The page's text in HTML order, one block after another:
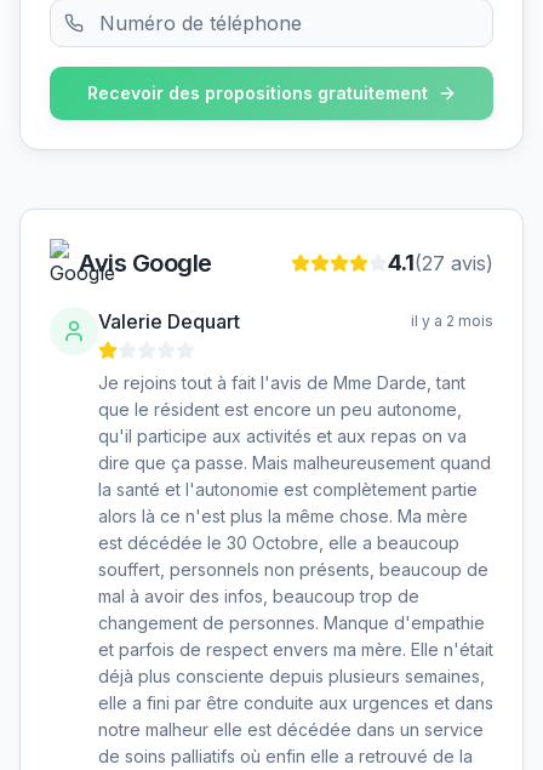
Recevoir des propositions gratuitement
Avis Google 4.1(27 avis)
Valerie Dequart il y a 2 mois
Je rejoins tout à fait l'avis de Mme Darde, tant
que le résident est encore un peu autonome,
qu'il participe aux activités et aux repas on va
dire que ça passe. Mais malheureusement quand
la santé et l'autonomie est complètement partie
alors là ce n'est plus la même chose. Ma mère
est décédée le 30 Octobre, elle a beaucoup
souffert, personnels non présents, beaucoup de
mal à avoir des infos, beaucoup trop de
changement de personnes. Manque d'empathie
et parfois de respect envers ma mère. Elle n'était
déjà plus consciente depuis plusieurs semaines,
elle a fini par être conduite aux urgences et dans
notre malheur elle est décédée dans un service
de soins palliatifs où enfin elle a retrouvé de la